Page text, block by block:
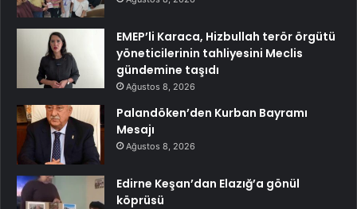
EMEP’li Karaca, Hizbullah terör örgütü
yöneticilerinin tahliyesini Meclis
gündemine taşıdı
Ağustos 8, 2026
Palandöken’den Kurban Bayramı
Mesajı
Ağustos 8, 2026
Edirne Keşan’dan Elazığ’a gönül
köprüsü